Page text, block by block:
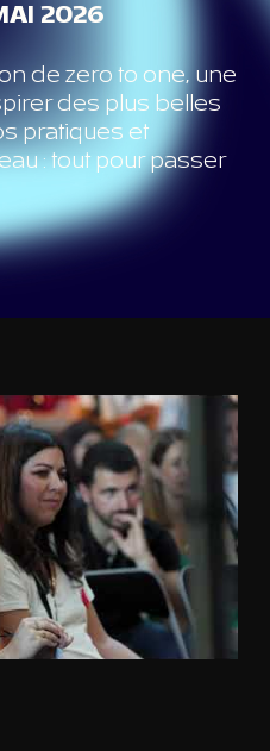
2026
de zero to one, une
des plus belles
pratiques et
: tout pour passer